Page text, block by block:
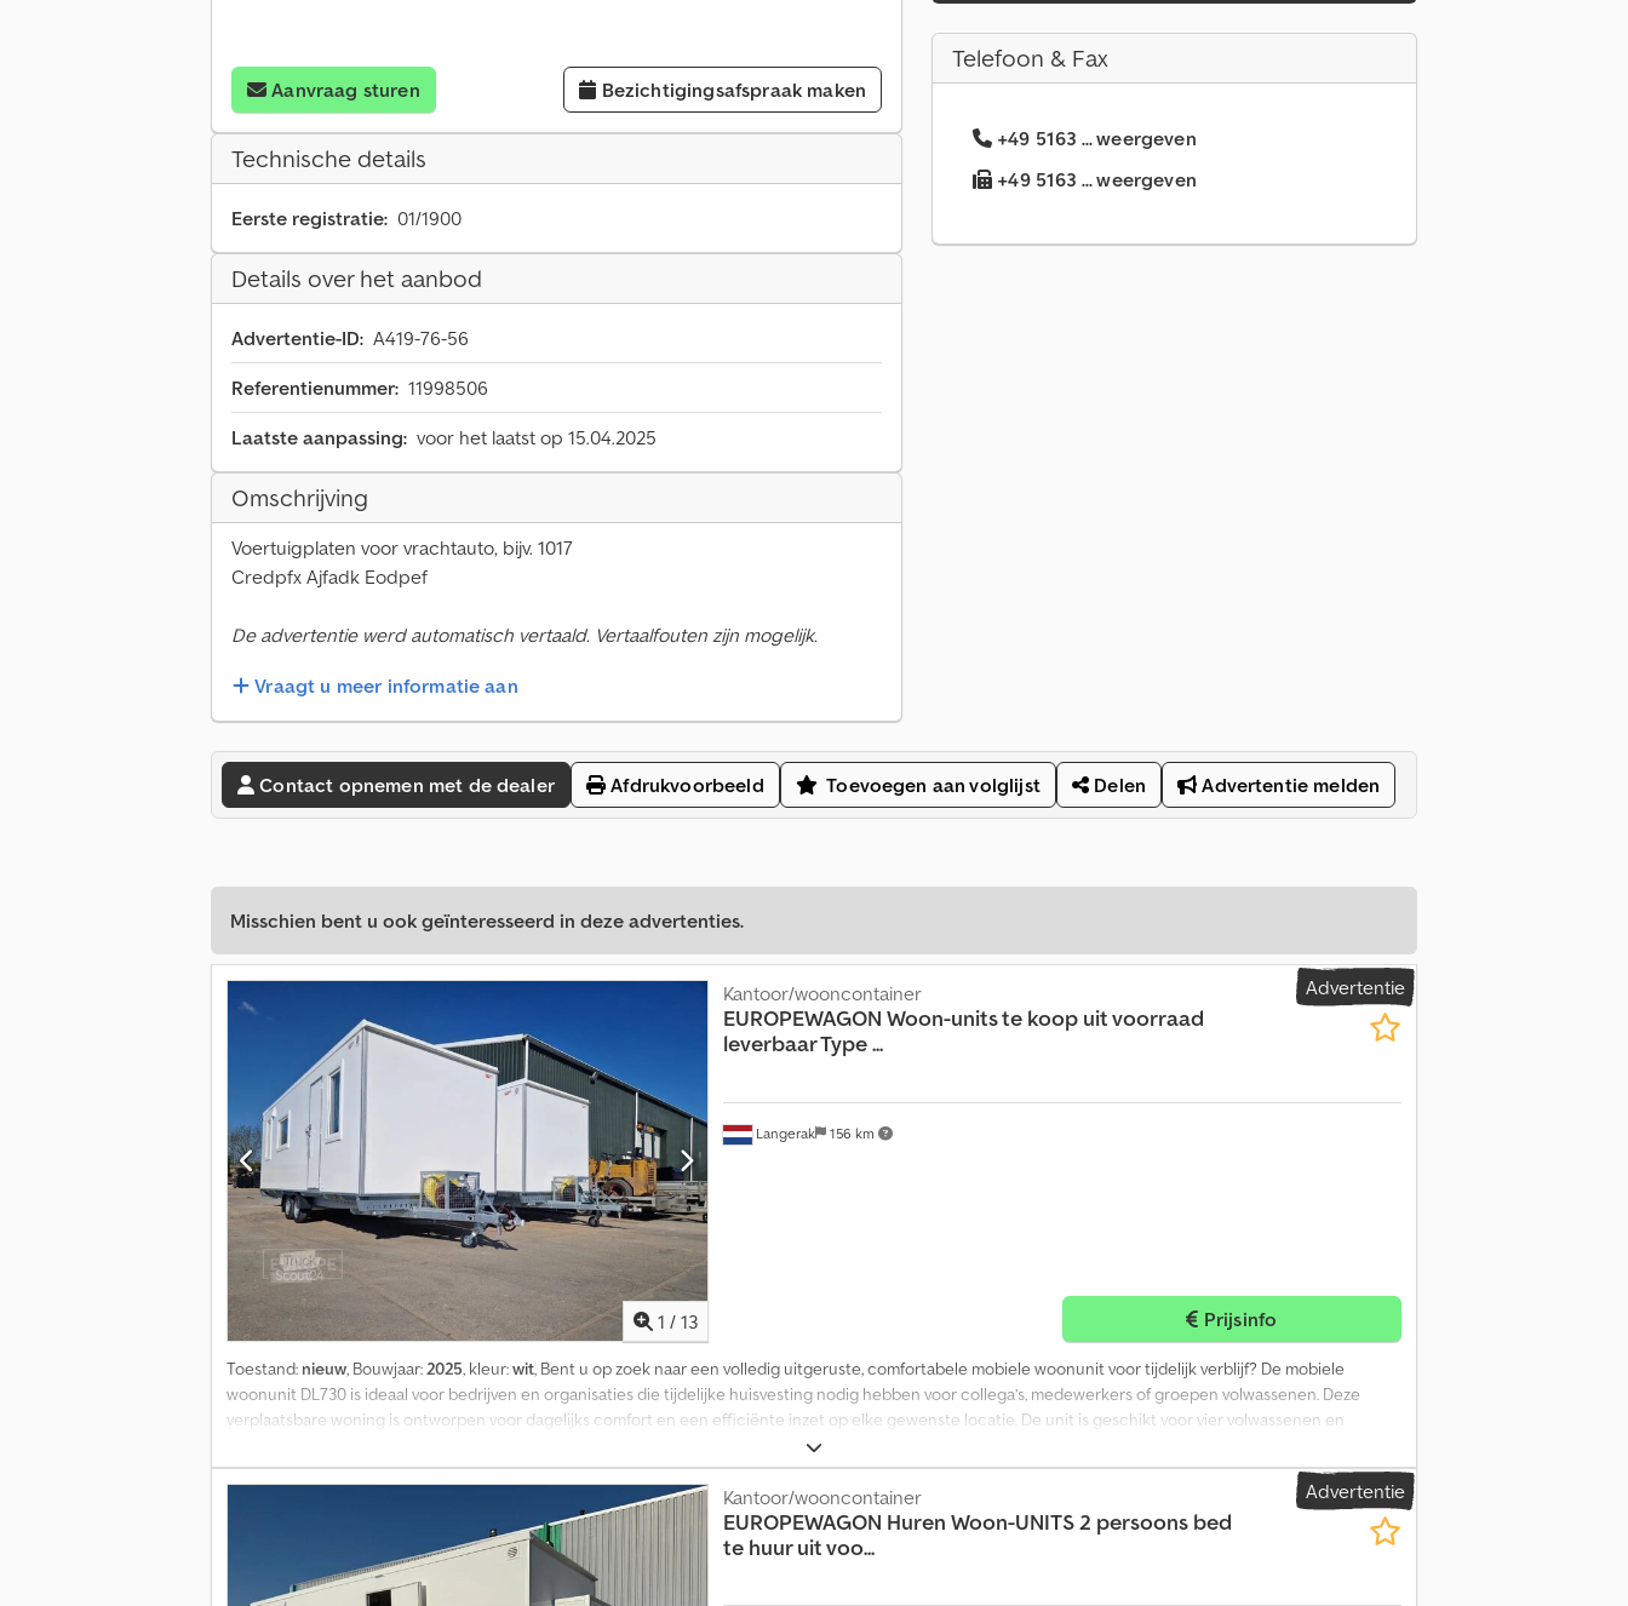
Aanvraag sturen Bezichtigingsafspraak maken
Technische details
Eerste registratie: 01/1900
Details over het aanbod
Advertentie-ID: A419-76-56
Referentienummer: 11998506
Laatste aanpassing: voor het laatst op 15.04.2025
Omschrijving
Voertuigplaten voor vrachtauto, bijv. 1017
Credpfx Ajfadk Eodpef
De advertentie werd automatisch vertaald. Vertaalfouten zijn mogelijk.
Vraagt u meer informatie aan
Telefoon & Fax
+49 5163 ... weergeven
+49 5163 ... weergeven
Contact opnemen met de dealer Afdrukvoorbeeld Toevoegen aan volglijst Delen Advertentie melden
Misschien bent u ook geïnteresseerd in deze advertenties.
Advertentie
1 / 13
Langerak 156 km
Kantoor/wooncontainer
EUROPEWAGON Woon-units te koop uit voorraad
leverbaar Type ...
Prijsinfo
Toestand: nieuw, Bouwjaar:2025, kleur:wit, Bent u op zoek naar een volledig uitgeruste, comfortabele mobiele woonunit voor tijdelijk verblijf? De mobiele
woonunit DL730 is ideaal voor bedrijven en organisaties die tijdelijke huisvesting nodig hebben voor collega’s, medewerkers of groepen volwassenen. Deze
verplaatsbare woning is ontworpen voor dagelijks comfort en een efficiënte inzet op elke gewenste locatie. De unit is geschikt voor vier volwassenen en
beschikt over twee aparte slaapkamers met stapelbedden. De keuken is volledig uitgerust met een vierpits gasfornuis, een oven, een koelkast met vriesvak en
een afzuigkap. Daarnaast beschikt de unit over een badkamer met douche, toilet, wastafel en een elektrische boiler voor warm water. De centrale leefruimte is
voorzien van een tafel en vier stoelen, wat zorgt voor een comfortabele tijdelijke woonomgeving. Dankzij de goede isolatie van wanden, ramen en vloeren is
deze prefab woning energiezuinig en geschikt voor elk seizoen. Cjdpsxx Rngjfx Adperf = Meer informatie = Bouwjaar: 2025 Modeljaar: 2025 Leeggewicht: 2.500
kg Toegestane max. massa: 2.500 kg Afmetingen (L x B x H): 730 x 250 x 280 cm Algemene staat: zeer goed Technische staat: zeer goed Optische staat: zeer goed
Prijs: Op aanvraag = Bedrijfsinformatie = Rechtstreeks van de exclusieve importeur van alle merken! Geen tussenpersonen, uitsluitend rechtstreeks van de
importeur. GROTE VOORRAAD, direct leverbaar.
Advertentie
Kantoor/wooncontainer
EUROPEWAGON Huren Woon-UNITS 2 persoons bed
te huur uit voo...